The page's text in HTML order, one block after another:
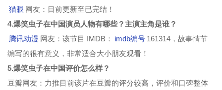
猫眼 网友：目前更新至已完结！
4.爆笑虫子在中国演员人物有哪些？主演主角是谁？
腾讯动漫 网友：该节目 IMDB： imdb编号 161314，故事情节
编写的很有意义，非常适合大小朋友观看！
5.爆笑虫子在中国评价怎么样？
豆瓣网友：力推目前该片在豆瓣的评分较高，评价和口碑整体